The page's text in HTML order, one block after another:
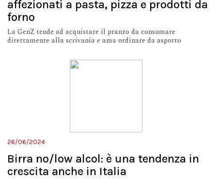
affezionati a pasta, pizza e prodotti da
forno
La GenZ tende ad acquistare il pranzo da consumare
direttamente alla scrivania e ama ordinare da asporto
26/06/2024
Birra no/low alcol: è una tendenza in
crescita anche in Italia